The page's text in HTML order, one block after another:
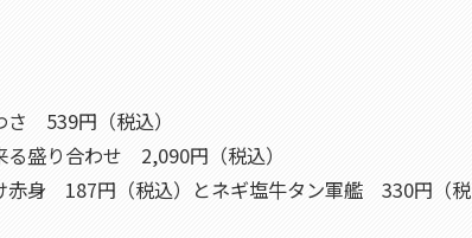
539円（税込）
盛り合わせ 2,090円（税込）
赤身 187円（税込）とネギ塩牛タン軍艦 330円（税